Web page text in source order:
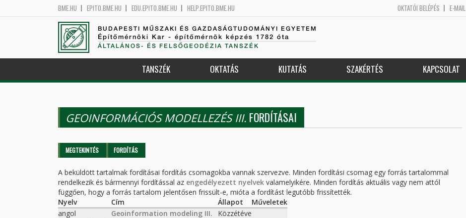
BME.HU EPITO.BME.HU EDU.EPITO.BME.HU HELP.EPITO.BME.HU OKTATÓI BELÉPÉS E-MAIL
BUDAPESTI MŰSZAKI ÉS GAZDASÁGTUDOMÁNYI EGYETEM
Építőmérnöki Kar - építőmérnök képzés 1782 óta
ÁLTALÁNOS- ÉS FELSŐGEODÉZIA TANSZÉK
TANSZÉK OKTATÁS KUTATÁS SZAKÉRTÉS KAPCSOLAT
GEOINFORMÁCIÓS MODELLEZÉS III. FORDÍTÁSAI
Elsődleges fülek
MEGTEKINTÉS FORDÍTÁS
A beküldött tartalmak fordításai fordítás csomagokba vannak szervezve. Minden fordítási csomag egy forrás tartalommal
rendelkezik és bármennyi fordítással az engedélyezett nyelvek valamelyikére. Minden fordítás aktuális vagy nem attól
függően, hogy a forrás tartalom jelentősen frissült-e, mióta a fordítást legutóbb frissítették.
Nyelv
Cím Állapot
Műveletek
angol
Geoinformation modeling III.
Közzétéve